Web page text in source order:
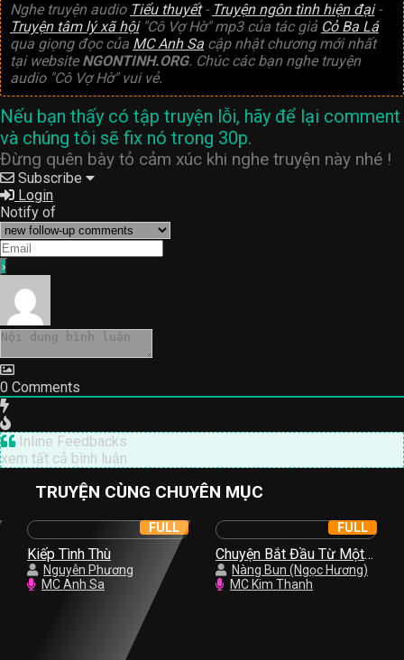
Nghe truyện audio Tiểu thuyết- Truyện ngôn tình hiện đại-
Truyện tâm lý xã hội"Cô Vợ Hờ" mp3 của tác giả Cỏ Ba Lá
qua giọng đọc của MC Anh Sa cập nhật chương mới nhất
tại website NGONTINH.ORG. Chúc các bạn nghe truyện
audio "Cô Vợ Hờ" vui vẻ.
Nếu bạn thấy có tập truyện lỗi, hãy để lại comment
và chúng tôi sẽ fix nó trong 30p.
Đừng quên bày tỏ cảm xúc khi nghe truyện này nhé !
Subscribe
Login
Notify of
0 Comments
Inline Feedbacks
xem tất cả bình luận
TRUYỆN CÙNG CHUYÊN MỤC
Kiếp Tình Thù
Nguyễn Phương
MC Anh Sa
FULL
Chuyện Bắt Đầu Từ Một
Nụ Hồng
Nàng Bun (Ngọc Hương)
MC Kim Thanh
FULL